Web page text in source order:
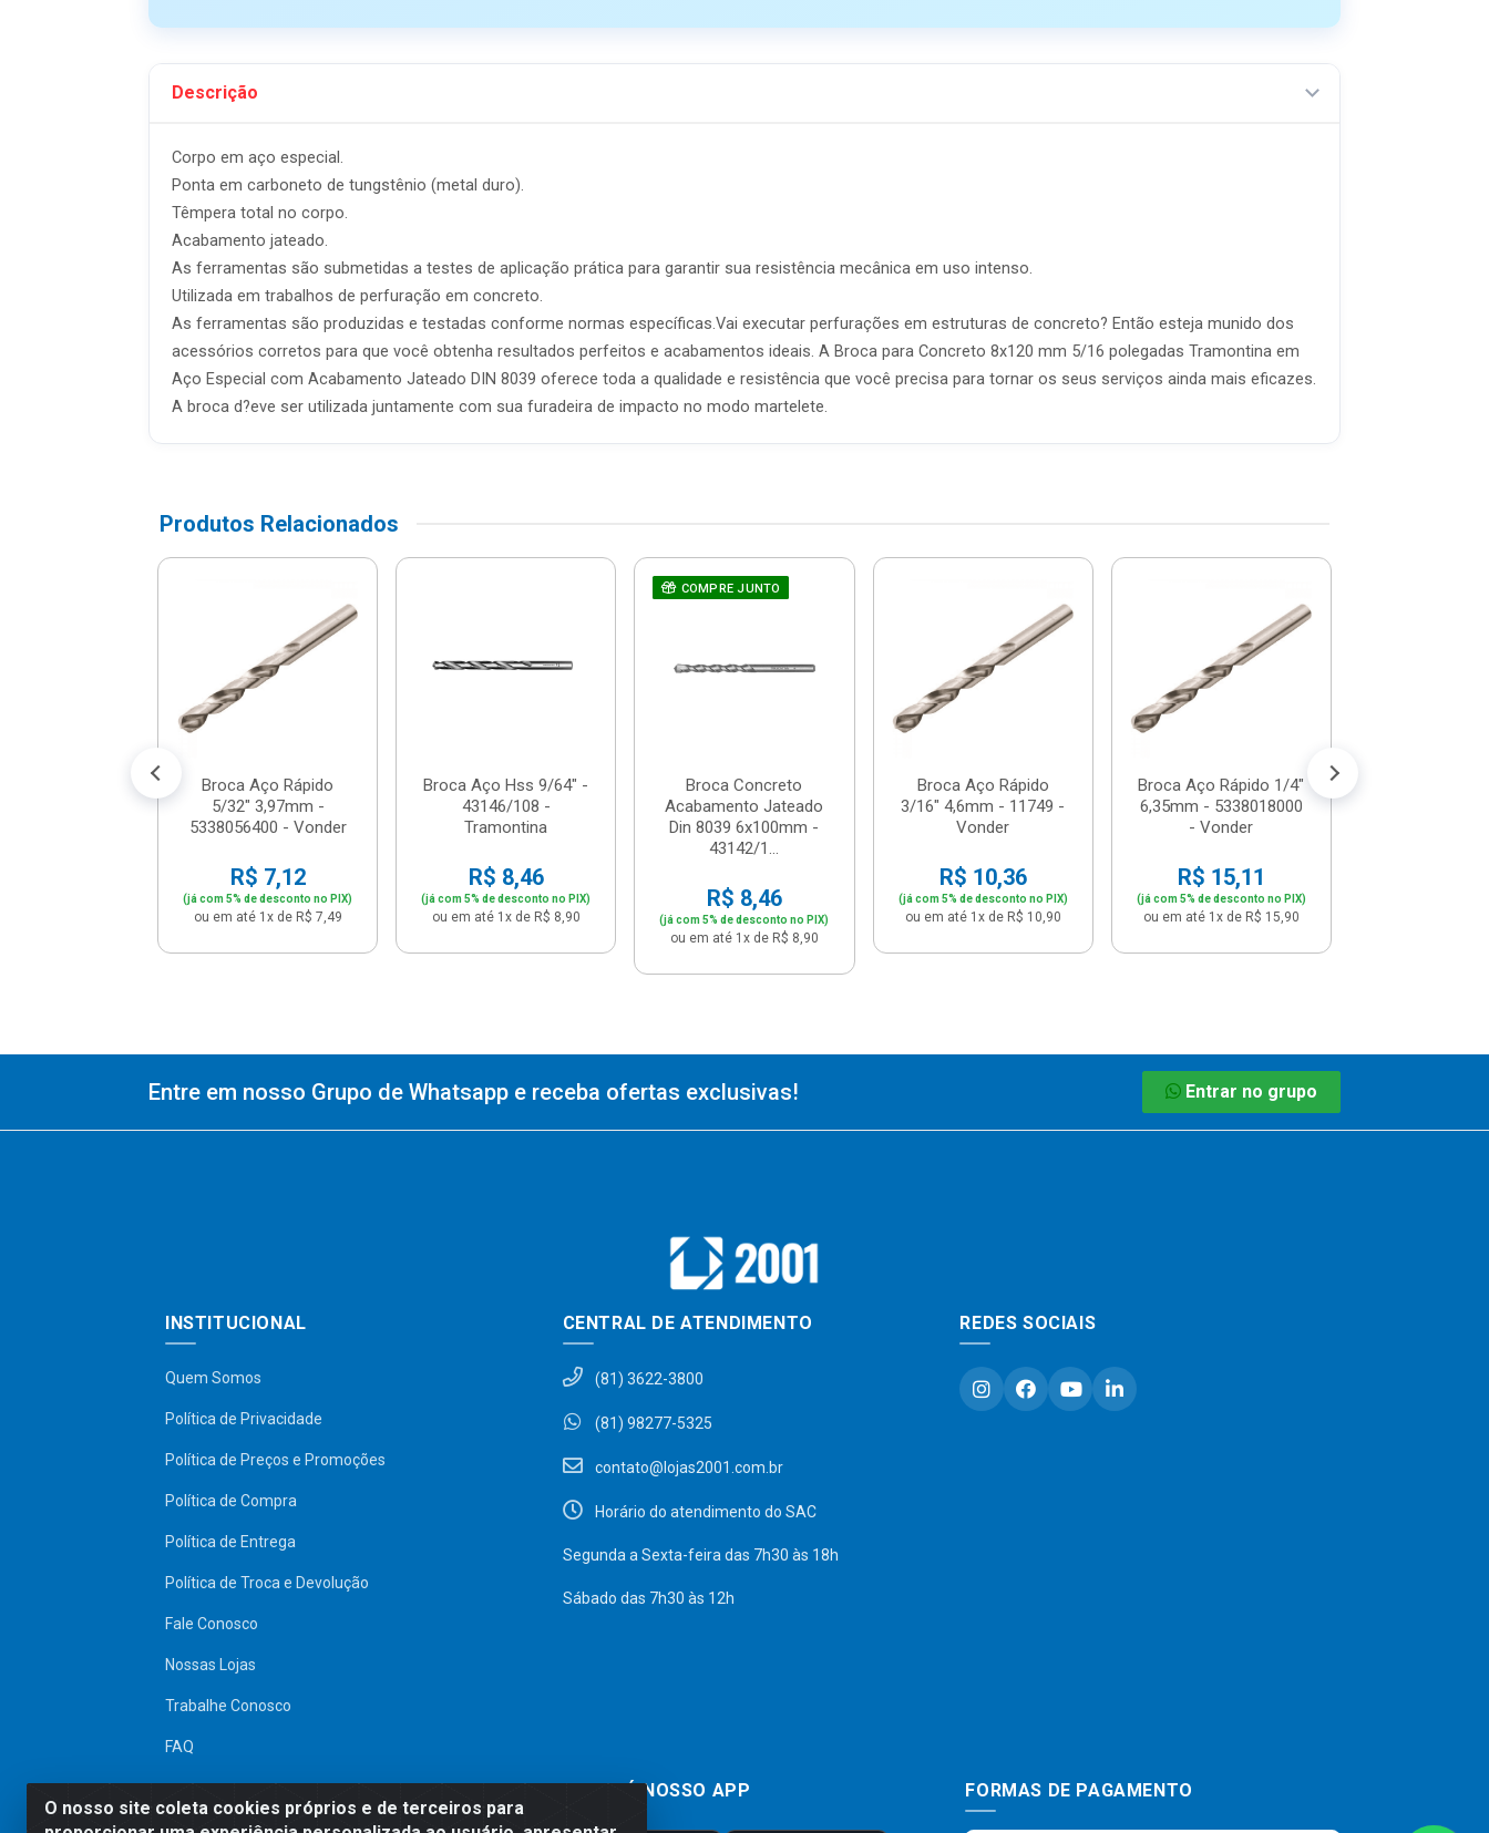
Descrição
Corpo em aço especial.
Ponta em carboneto de tungstênio (metal duro).
Têmpera total no corpo.
Acabamento jateado.
As ferramentas são submetidas a testes de aplicação prática para garantir sua resistência mecânica em uso intenso.
Utilizada em trabalhos de perfuração em concreto.
As ferramentas são produzidas e testadas conforme normas específicas.Vai executar perfurações em estruturas de concreto? Então esteja munido dos
acessórios corretos para que você obtenha resultados perfeitos e acabamentos ideais. A Broca para Concreto 8x120 mm 5/16 polegadas Tramontina em
Aço Especial com Acabamento Jateado DIN 8039 oferece toda a qualidade e resistência que você precisa para tornar os seus serviços ainda mais eficazes.
A broca d?eve ser utilizada juntamente com sua furadeira de impacto no modo martelete.
Produtos Relacionados
Broca Aço Rápido
5/32" 3,97mm -
5338056400 - Vonder
R$ 7,12
(já com 5% de desconto no PIX)
ou em até 1x de R$ 7,49
Broca Aço Hss 9/64" -
43146/108 -
Tramontina
R$ 8,46
(já com 5% de desconto no PIX)
ou em até 1x de R$ 8,90
COMPRE JUNTO
Broca Concreto
Acabamento Jateado
Din 8039 6x100mm -
43142/1...
R$ 8,46
(já com 5% de desconto no PIX)
ou em até 1x de R$ 8,90
Broca Aço Rápido
3/16" 4,6mm - 11749 -
Vonder
R$ 10,36
(já com 5% de desconto no PIX)
ou em até 1x de R$ 10,90
Broca Aço Rápido 1/4"
6,35mm - 5338018000
- Vonder
R$ 15,11
(já com 5% de desconto no PIX)
ou em até 1x de R$ 15,90
O nosso site coleta cookies próprios e de terceiros para
Entre em nosso Grupo de Whatsapp e receba ofertas exclusivas! Entrar no grupo
INSTITUCIONAL
Quem Somos
Política de Privacidade
Política de Preços e Promoções
Política de Compra
Política de Entrega
Política de Troca e Devolução
Fale Conosco
Nossas Lojas
Trabalhe Conosco
FAQ
CENTRAL DE ATENDIMENTO
(81) 3622-3800
(81) 98277-5325
contato@lojas2001.com.br
Horário do atendimento do SAC
Segunda a Sexta-feira das 7h30 às 18h
Sábado das 7h30 às 12h
REDES SOCIAIS
BAIXE JÁ NOSSO APP FORMAS DE PAGAMENTO